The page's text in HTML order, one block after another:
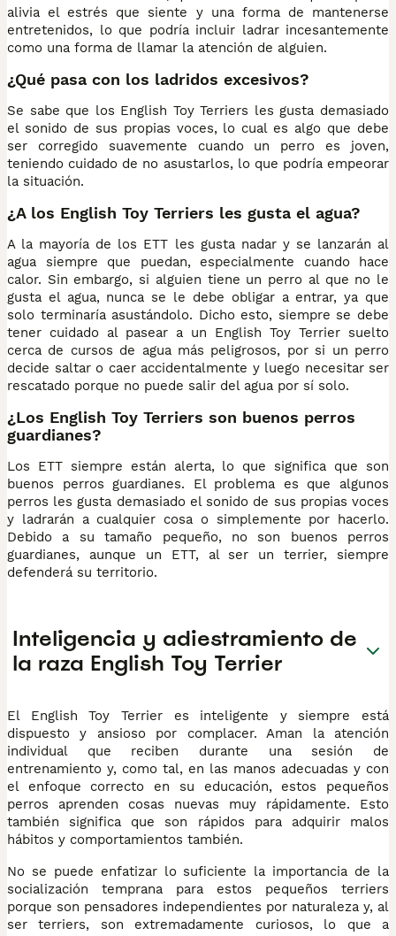
alivia el estrés que siente y una forma de mantenerse
entretenidos, lo que podría incluir ladrar incesantemente
como una forma de llamar la atención de alguien.
¿Qué pasa con los ladridos excesivos?
Se sabe que los English Toy Terriers les gusta demasiado
el sonido de sus propias voces, lo cual es algo que debe
ser corregido suavemente cuando un perro es joven,
teniendo cuidado de no asustarlos, lo que podría empeorar
la situación.
¿A los English Toy Terriers les gusta el agua?
A la mayoría de los ETT les gusta nadar y se lanzarán al
agua siempre que puedan, especialmente cuando hace
calor. Sin embargo, si alguien tiene un perro al que no le
gusta el agua, nunca se le debe obligar a entrar, ya que
solo terminaría asustándolo. Dicho esto, siempre se debe
tener cuidado al pasear a un English Toy Terrier suelto
cerca de cursos de agua más peligrosos, por si un perro
decide saltar o caer accidentalmente y luego necesitar ser
rescatado porque no puede salir del agua por sí solo.
¿Los English Toy Terriers son buenos perros
guardianes?
Los ETT siempre están alerta, lo que significa que son
buenos perros guardianes. El problema es que algunos
perros les gusta demasiado el sonido de sus propias voces
y ladrarán a cualquier cosa o simplemente por hacerlo.
Debido a su tamaño pequeño, no son buenos perros
guardianes, aunque un ETT, al ser un terrier, siempre
defenderá su territorio.
Inteligencia y adiestramiento de
la raza English Toy Terrier
El English Toy Terrier es inteligente y siempre está
dispuesto y ansioso por complacer. Aman la atención
individual que reciben durante una sesión de
entrenamiento y, como tal, en las manos adecuadas y con
el enfoque correcto en su educación, estos pequeños
perros aprenden cosas nuevas muy rápidamente. Esto
también significa que son rápidos para adquirir malos
hábitos y comportamientos también.
No se puede enfatizar lo suficiente la importancia de la
socialización temprana para estos pequeños terriers
porque son pensadores independientes por naturaleza y, al
ser terriers, son extremadamente curiosos, lo que a